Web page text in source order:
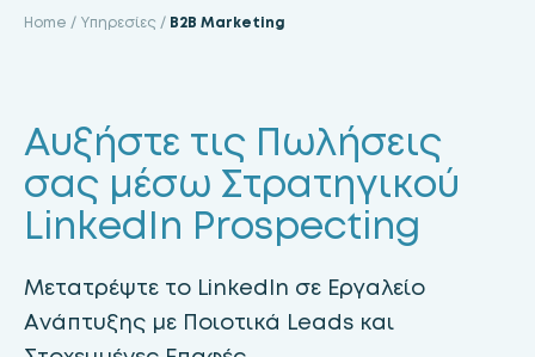
Home / Υπηρεσίες / B2B Marketing
Αυξήστε τις Πωλήσεις
σας μέσω Στρατηγικού
LinkedIn Prospecting
Μετατρέψτε το LinkedIn σε Εργαλείο
Ανάπτυξης με Ποιοτικά Leads και